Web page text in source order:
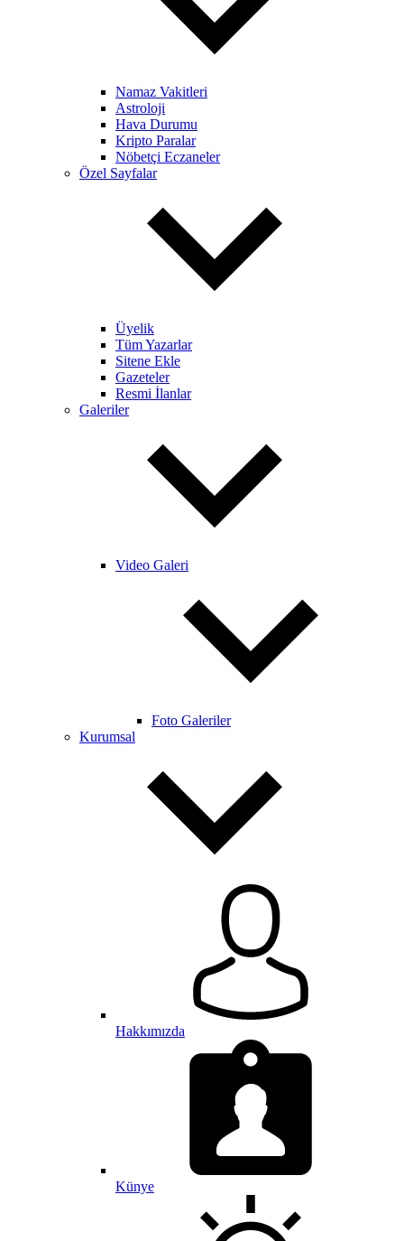
Namaz Vakitleri
Astroloji
Hava Durumu
Kripto Paralar
Nöbetçi Eczaneler
Özel Sayfalar
Üyelik
Tüm Yazarlar
Sitene Ekle
Gazeteler
Resmi İlanlar
Galeriler
Video Galeri
Foto Galeriler
Kurumsal
Hakkımızda
Künye